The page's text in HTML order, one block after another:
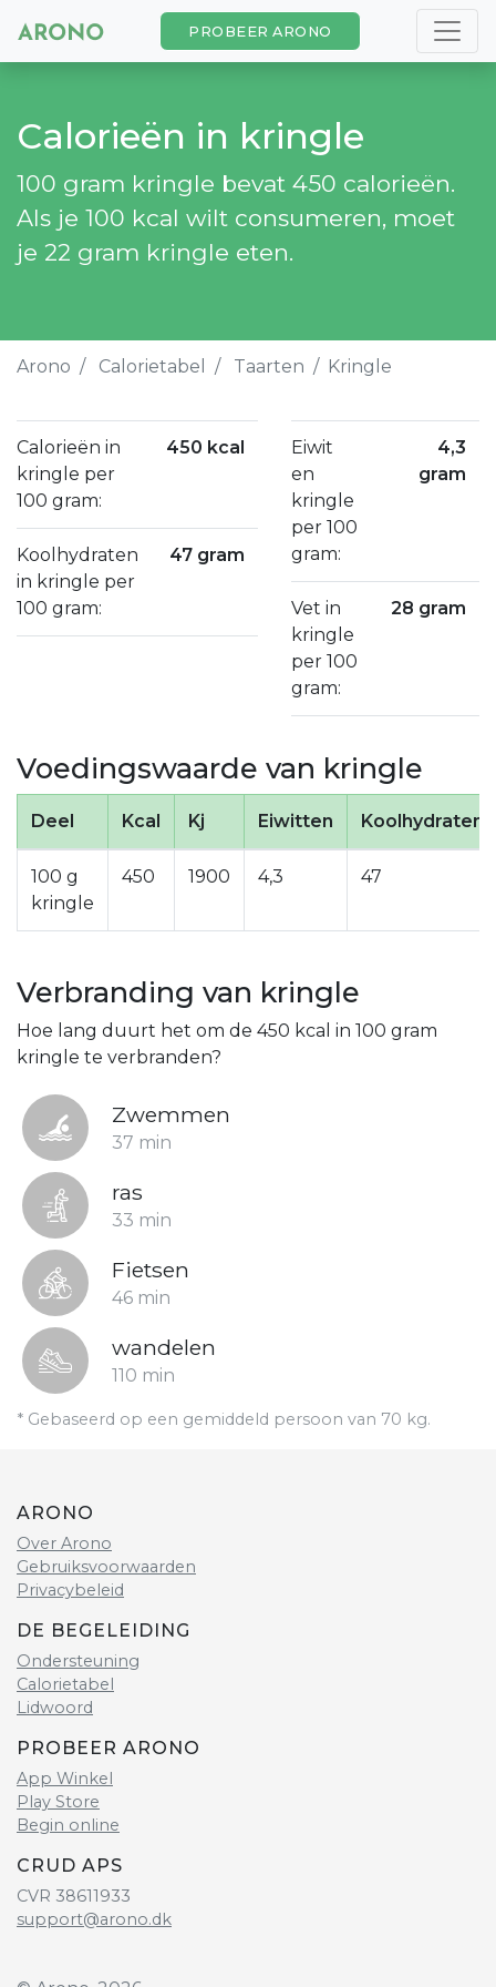
PROBEER ARONO
Calorieën in kringle
100 gram kringle bevat 450 calorieën.
Als je 100 kcal wilt consumeren, moet
je 22 gram kringle eten.
Arono Calorietabel Taarten Kringle
Calorieën in
kringle per
100 gram:
450 kcal
Koolhydraten
in kringle per
100 gram:
47 gram
Eiwit
en
kringle
per 100
gram:
4,3
gram
Vet in
kringle
per 100
gram:
28 gram
Voedingswaarde van kringle
Deel Kcal Kj Eiwitten Koolhydraten
100 g
kringle
450 1900 4,3 47
Verbranding van kringle
Hoe lang duurt het om de 450 kcal in 100 gram
kringle te verbranden?
Zwemmen
37 min
ras
33 min
Fietsen
46 min
wandelen
110 min
* Gebaseerd op een gemiddeld persoon van 70 kg.
ARONO
Over Arono
Gebruiksvoorwaarden
Privacybeleid
DE BEGELEIDING
Ondersteuning
Calorietabel
Lidwoord
PROBEER ARONO
App Winkel
Play Store
Begin online
CRUD APS
CVR 38611933
support@arono.dk